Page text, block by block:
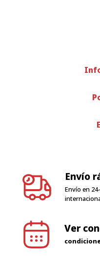
Envío en